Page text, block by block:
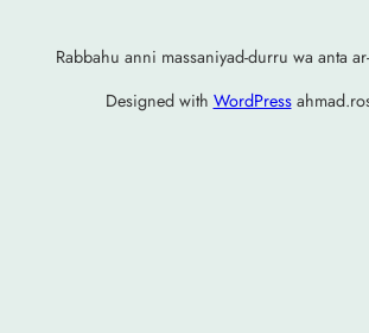
Rabbahu anni massaniyad-durru wa anta
Designed with WordPress